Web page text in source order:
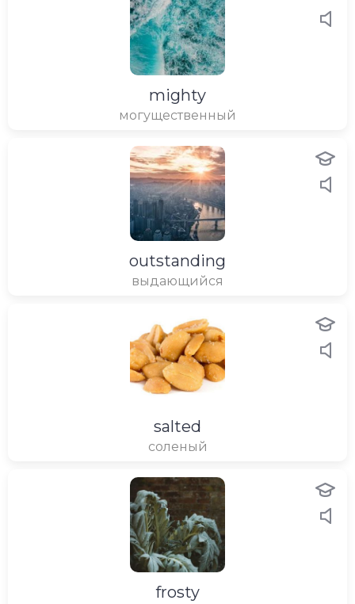
mighty
могущественный
outstanding
выдающийся
salted
соленый
frosty